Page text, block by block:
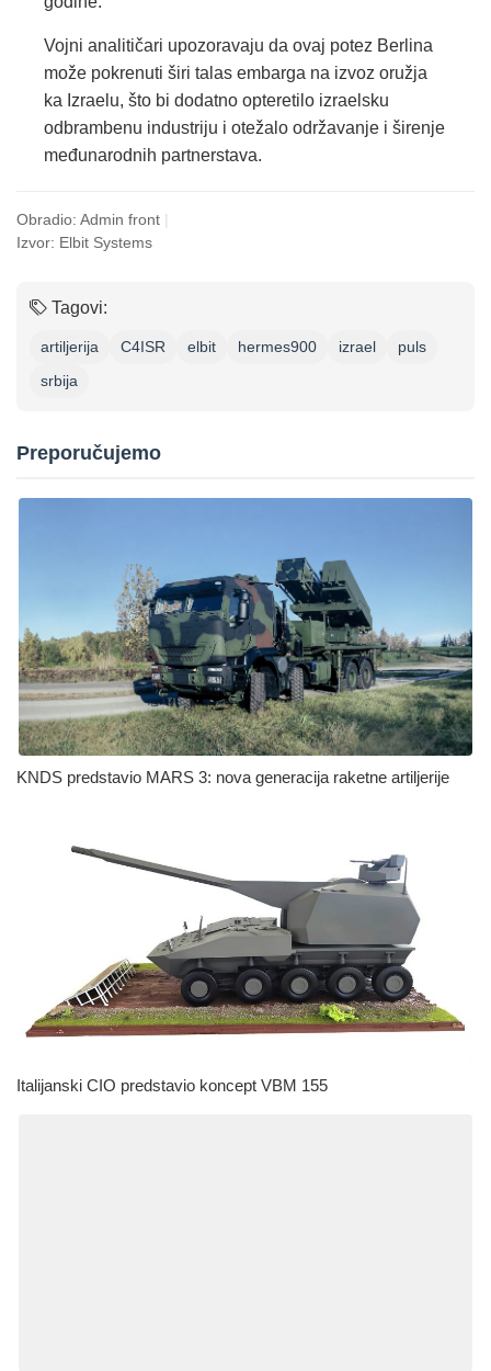
Vojni analitičari upozoravaju da ovaj potez Berlina
može pokrenuti širi talas embarga na izvoz oružja
ka Izraelu, što bi dodatno opteretilo izraelsku
odbrambenu industriju i otežalo održavanje i širenje
međunarodnih partnerstava.
Obradio: Admin front |
Izvor: Elbit Systems
Tagovi:
artiljerija C4ISR elbit hermes900 izrael
puls
srbija
Preporučujemo
KNDS predstavio MARS 3: nova generacija raketne artiljerije
Italijanski CIO predstavio koncept VBM 155